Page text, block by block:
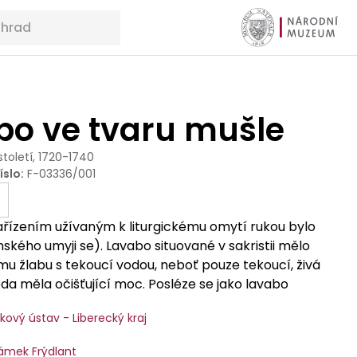
ve tvaru mušle
1720-1740
: F-03336/001
užívaným k liturgickému omytí rukou bylo
umyji se). Lavabo situované v sakristii mělo
žlabu s tekoucí vodou, neboť pouze tekoucí, živá
měla očišťující moc. Posléze se jako lavabo
závěsná vodní nádržka opatřená ventilem –
nad umyvadlem. Vytékající voda upomínala
Jako lavabo se označovalo i speciální liturgické
ústav - Liberecký kraj
Frýdlant